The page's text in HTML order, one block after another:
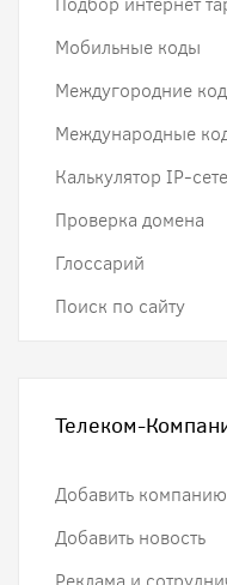
Мобильные коды
Междугородние
Международные
Калькулятор IP-
Проверка домена
Глоссарий
Поиск по сайту
Телеком-
Добавить компанию
Добавить новость